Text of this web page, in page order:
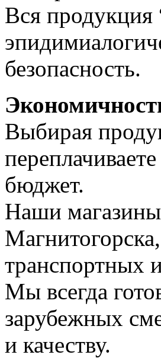
Вся
безопасность.
Выбирая
бюджет.
Наши
транспортных
Мы всегда
зарубежных
и качеству.